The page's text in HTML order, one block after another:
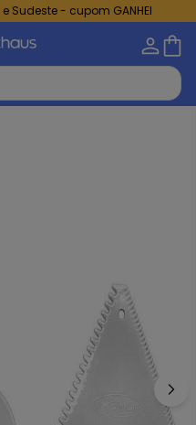
e Sudeste - cupom GANHEI